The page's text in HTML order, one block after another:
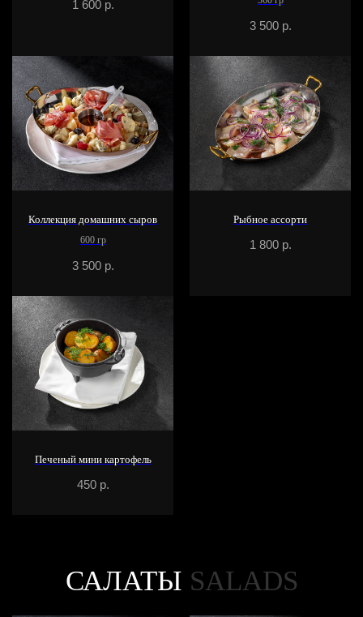
1 600 р.
3 500 р.
Коллекция домашних сыров
600 гр
3 500 р.
Рыбное ассорти
1 800 р.
Печеный мини картофель
450 р.
САЛАТЫ SALADS